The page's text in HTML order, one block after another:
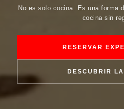
No es solo cocina. Es una forma
cocina sin
RESERVAR
DESCUBRIR